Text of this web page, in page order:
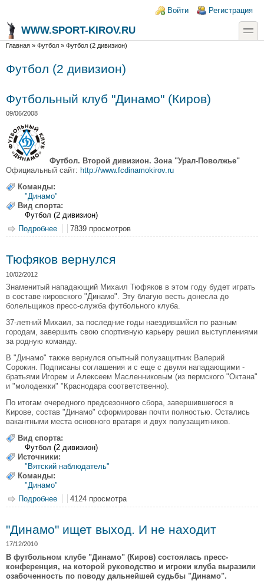
Login links
Войти Регистрация
WWW.SPORT-KIROV.RU
toggle
Вы здесь
Главная » Футбол » Футбол (2 дивизион)
Футбол (2 дивизион)
Футбольный клуб "Динамо" (Киров)
09/06/2008
Футбол. Второй дивизион. Зона "Урал-Поволжье"
Официальный сайт: http://www.fcdinamokirov.ru
Команды:
"Динамо"
Вид спорта:
Футбол (2 дивизион)
Подробнее о Футбольный клуб "Динамо" (Киров)
7839 просмотров
Тюфяков вернулся
10/02/2012
Знаменитый нападающий Михаил Тюфяков в этом году будет играть
в составе кировского "Динамо". Эту благую весть донесла до
болельщиков пресс-служба футбольного клуба.
37-летний Михаил, за последние годы наездившийся по разным
городам, завершить свою спортивную карьеру решил выступлениями
за родную команду.
В "Динамо" также вернулся опытный полузащитник Валерий
Сорокин. Подписаны соглашения и с еще с двумя нападающими -
братьями Игорем и Алексеем Масленниковым (из пермского "Октана"
и "молодежки" "Краснодара соответственно).
По итогам очередного предсезонного сбора, завершившегося в
Кирове, состав "Динамо" сформирован почти полностью. Остались
вакантными места основного вратаря и двух полузащитников.
Вид спорта:
Футбол (2 дивизион)
Источники:
"Вятский наблюдатель"
Команды:
"Динамо"
Подробнее о Тюфяков вернулся
4124 просмотра
"Динамо" ищет выход. И не находит
17/12/2010
В футбольном клубе "Динамо" (Киров) состоялась пресс-
конференция, на которой руководство и игроки клуба выразили
озабоченность по поводу дальнейшей судьбы "Динамо".